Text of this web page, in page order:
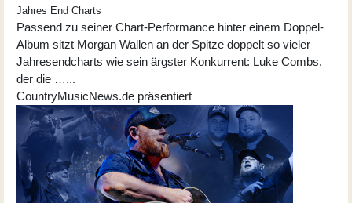
Jahres End Charts
Passend zu seiner Chart-Performance hinter einem Doppel-
Album sitzt Morgan Wallen an der Spitze doppelt so vieler
Jahresendcharts wie sein ärgster Konkurrent: Luke Combs,
der die …...
CountryMusicNews.de präsentiert